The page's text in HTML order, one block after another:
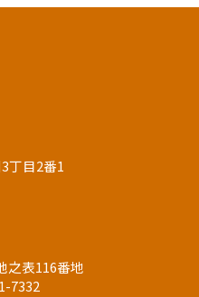
丁目2番1
之表116番地
7332